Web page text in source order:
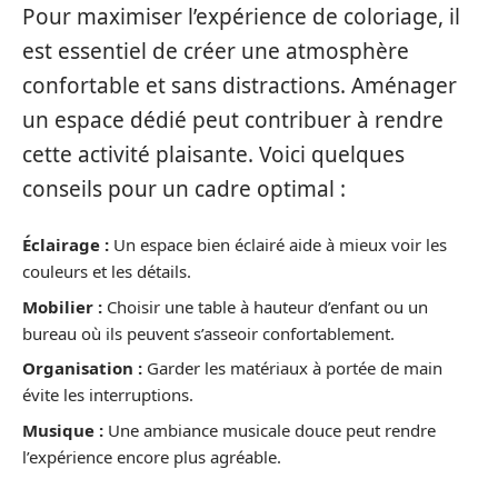
Pour maximiser l’expérience de coloriage, il
est essentiel de créer une atmosphère
confortable et sans distractions. Aménager
un espace dédié peut contribuer à rendre
cette activité plaisante. Voici quelques
conseils pour un cadre optimal :
Éclairage : Un espace bien éclairé aide à mieux voir les
couleurs et les détails.
Mobilier : Choisir une table à hauteur d’enfant ou un
bureau où ils peuvent s’asseoir confortablement.
Organisation : Garder les matériaux à portée de main
évite les interruptions.
Musique : Une ambiance musicale douce peut rendre
l’expérience encore plus agréable.